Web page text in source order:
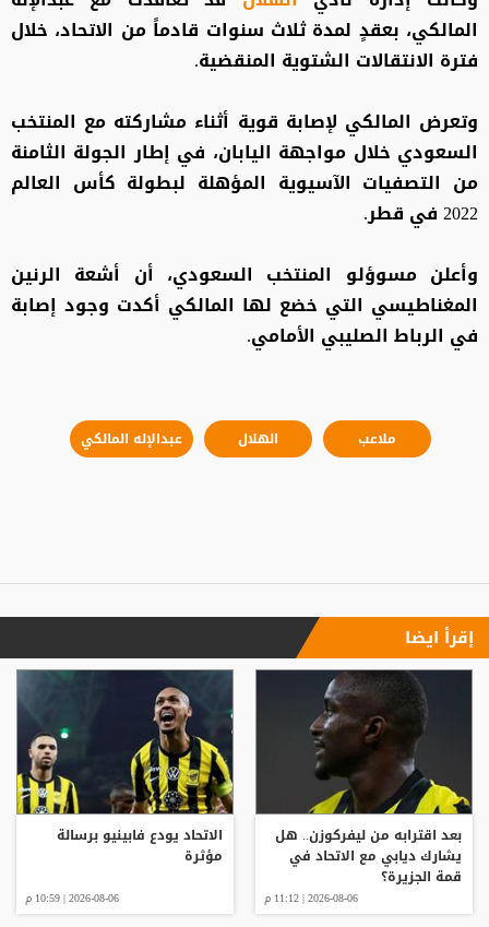
المالكي، بعقدٍ لمدة ثلاث سنوات قادماً من الاتحاد، خلال
فترة الانتقالات الشتوية المنقضية.
وتعرض المالكي لإصابة قوية أثناء مشاركته مع المنتخب
السعودي خلال مواجهة اليابان، في إطار الجولة الثامنة
من التصفيات الآسيوية المؤهلة لبطولة كأس العالم
2022 في قطر.
وأعلن مسوؤلو المنتخب السعودي، أن أشعة الرنين
المغناطيسي التي خضع لها المالكي أكدت وجود إصابة
في الرباط الصليبي الأمامي.
ملاعب الهلال عبدالإله المالكي
إقرأ ايضا
بعد اقترابه من ليفركوزن.. هل
يشارك ديابي مع الاتحاد في
قمة الجزيرة؟
2026-08-06 | 11:12 م
الاتحاد يودع فابينيو برسالة
مؤثرة
2026-08-06 | 10:59 م